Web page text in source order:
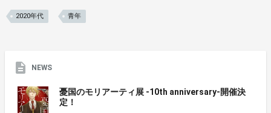
2020年代 青年
NEWS
憂国のモリアーティ展 -10th anniversary-開催決
定！